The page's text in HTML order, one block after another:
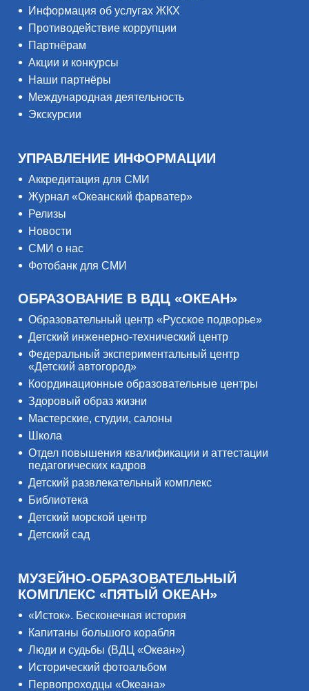
Информация об услугах ЖКХ
Противодействие коррупции
Партнёрам
Акции и конкурсы
Наши партнёры
Международная деятельность
Экскурсии
УПРАВЛЕНИЕ ИНФОРМАЦИИ
Аккредитация для СМИ
Журнал «Океанский фарватер»
Релизы
Новости
СМИ о нас
Фотобанк для СМИ
ОБРАЗОВАНИЕ В ВДЦ «ОКЕАН»
Образовательный центр «Русское подворье»
Детский инженерно-технический центр
Федеральный экспериментальный центр
«Детский автогород»
Координационные образовательные центры
Здоровый образ жизни
Мастерские, студии, салоны
Школа
Отдел повышения квалификации и аттестации
педагогических кадров
Детский развлекательный комплекс
Библиотека
Детский морской центр
Детский сад
МУЗЕЙНО-ОБРАЗОВАТЕЛЬНЫЙ
КОМПЛЕКС «ПЯТЫЙ ОКЕАН»
«Исток». Бесконечная история
Капитаны большого корабля
Люди и судьбы (ВДЦ «Океан»)
Исторический фотоальбом
Первопроходцы «Океана»